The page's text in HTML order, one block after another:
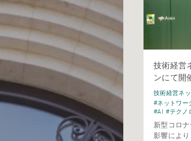
技術経営
ンにて開
技術経営ネ
#ネットワー
#AI #テクノ
新型コロ
影響によ